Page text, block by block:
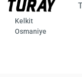
Kelkit
Osmaniye